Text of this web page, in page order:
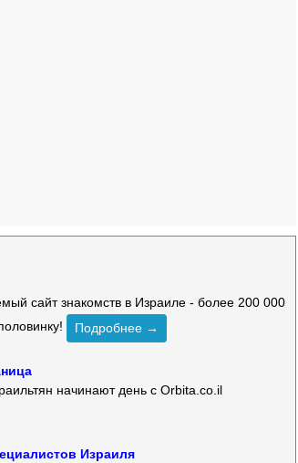
сайт знакомств в Израиле - более 200 000
Подробнее →
начинают день с Orbita.co.il
Израиля